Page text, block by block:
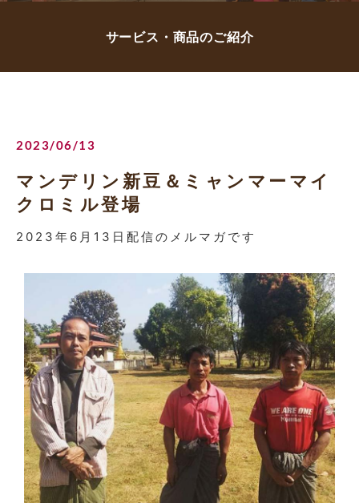
サービス・商品のご紹介
2023/06/13
マンデリン新豆＆ミャンマーマイ
クロミル登場
2023年6月13日配信のメルマガです